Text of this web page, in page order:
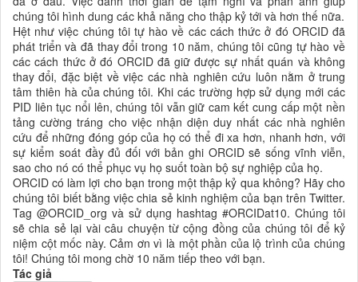
chúng tôi hình dung các khả năng cho thập kỷ tới và hơn thế nữa.
Hệt như việc chúng tôi tự hào về các cách thức ở đó ORCID đã
phát triển và đã thay đổi trong 10 năm, chúng tôi cũng tự hào về
các cách thức ở đó ORCID đã giữ được sự nhất quán và không
thay đổi, đặc biệt về việc các nhà nghiên cứu luôn nằm ở trung
tâm thiên hà của chúng tôi. Khi các trường hợp sử dụng mới các
PID liên tục nổi lên, chúng tôi vẫn giữ cam kết cung cấp một nền
tảng cường tráng cho việc nhận diện duy nhất các nhà nghiên
cứu để những đóng góp của họ có thể đi xa hơn, nhanh hơn, với
sự kiểm soát đầy đủ đối với bản ghi ORCID sẽ sống vĩnh viễn,
sao cho nó có thể phục vụ họ suốt toàn bộ sự nghiệp của họ.
ORCID có làm lợi cho bạn trong một thập kỷ qua không? Hãy cho
chúng tôi biết bằng việc chia sẻ kinh nghiệm của bạn trên Twitter.
Tag @ORCID_org và sử dụng hashtag #ORCIDat10. Chúng tôi
sẽ chia sẻ lại vài câu chuyện từ cộng đồng của chúng tôi để kỷ
niệm cột mốc này. Cảm ơn vì là một phần của lộ trình của chúng
tôi! Chúng tôi mong chờ 10 năm tiếp theo với bạn.
Tác giả